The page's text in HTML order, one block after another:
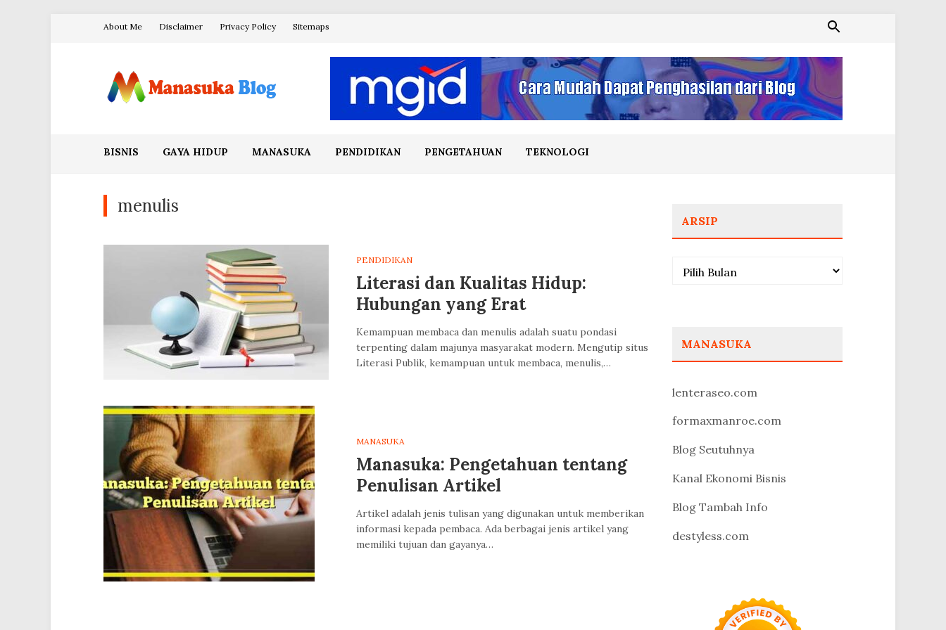
About Me Disclaimer Privacy Policy Sitemaps
BISNIS GAYA HIDUP MANASUKA PENDIDIKAN PENGETAHUAN TEKNOLOGI
menulis
PENDIDIKAN
Literasi dan Kualitas Hidup:
Hubungan yang Erat
Kemampuan membaca dan menulis adalah suatu pondasi
terpenting dalam majunya masyarakat modern. Mengutip situs
Literasi Publik, kemampuan untuk membaca, menulis,…
MANASUKA
Manasuka: Pengetahuan tentang
Penulisan Artikel
Artikel adalah jenis tulisan yang digunakan untuk memberikan
informasi kepada pembaca. Ada berbagai jenis artikel yang
memiliki tujuan dan gayanya…
ARSIP
Arsip
MANASUKA
lenteraseo.com
formaxmanroe.com
Blog Seutuhnya
Kanal Ekonomi Bisnis
Blog Tambah Info
destyless.com